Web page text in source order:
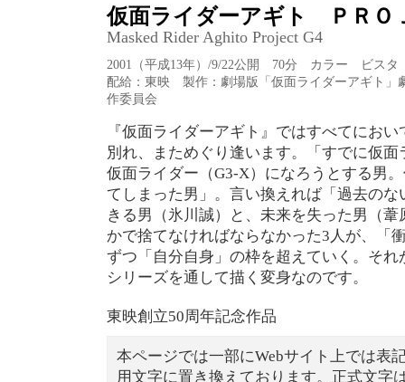
仮面ライダーアギト ＰＲＯ
Masked Rider Aghito Project G4
2001（平成13年）/9/22公開 70分 カラー ビス
配給：東映 製作：劇場版「仮面ライダーアギト」
作委員会
『仮面ライダーアギト』ではすべてにお
別れ、まためぐり逢います。「すでに仮
仮面ライダー（G3-X）になろうとする男
てしまった男」。言い換えれば「過去の
きる男（氷川誠）と、未来を失った男（
かで捨てなければならなかった3人が、「
ずつ「自分自身」の枠を超えていく。そ
シリーズを通して描く変身なのです。
東映創立50周年記念作品
本ページでは一部にWebサイト上では表
用文字に置き換えております。正式文字